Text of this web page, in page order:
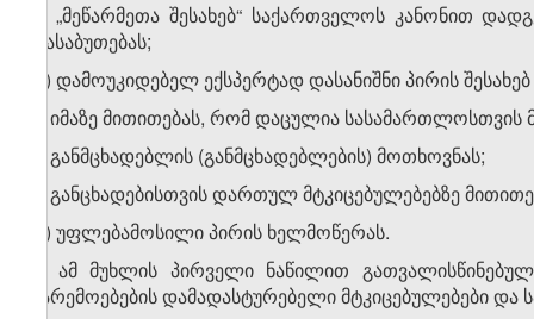
გ) „მეწარმეთა შესახებ“ საქართველოს კანონით
დასაბუთებას;
დ) დამოუკიდებელ ექსპერტად დასანიშნი პირის
ე) იმაზე მითითებას, რომ დაცულია სასამართლოსთვის
ვ) განმცხადებლის (განმცხადებლების) მოთხოვნას;
ზ) განცხადებისთვის დართულ მტკიცებულებებზე
თ) უფლებამოსილი პირის ხელმოწერას.
3. ამ მუხლის პირველი ნაწილით
გარემოებების დამადასტურებელი მტკიცებულებები